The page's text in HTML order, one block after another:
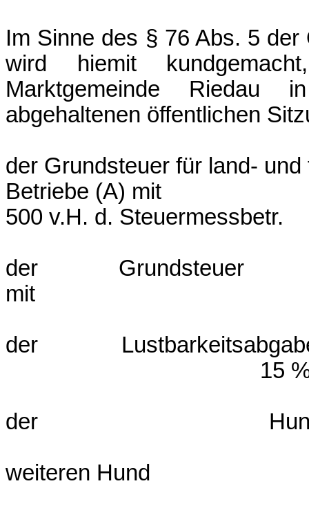
Im Sinne des § 76 Abs. 5
wird hiemit
Marktgemeinde Riedau
abgehaltenen öffentlichen
der Grundsteuer für land-
500 v.H. d. Steuermessbetr.
der
mit 500 v.H. d.
der
15 %
der
weiteren Hund